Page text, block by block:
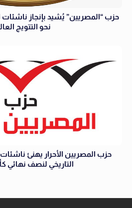
حزب “المصريين” يُشيد بإنجاز ناشئات
نحو التتويج
حزب المصريين الأحرار يهنئ
التاريخي لنصف نهائي